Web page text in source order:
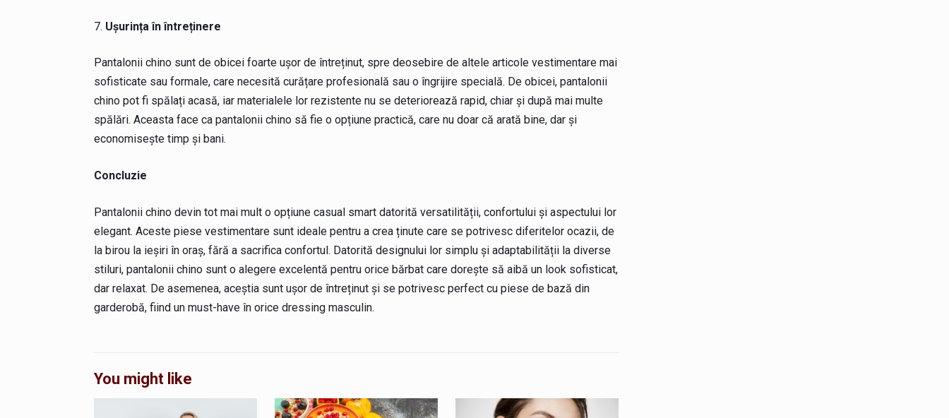
Ușurința în întreținere
Pantalonii chino sunt de obicei foarte ușor de întreținut, spre deosebire de altele articole vestimentare mai
sofisticate sau formale, care necesită curățare profesională sau o îngrijire specială. De obicei, pantalonii
chino pot fi spălați acasă, iar materialele lor rezistente nu se deteriorează rapid, chiar și după mai multe
spălări. Aceasta face ca pantalonii chino să fie o opțiune practică, care nu doar că arată bine, dar și
economisește timp și bani.
Concluzie
Pantalonii chino devin tot mai mult o opțiune casual smart datorită versatilității, confortului și aspectului lor
elegant. Aceste piese vestimentare sunt ideale pentru a crea ținute care se potrivesc diferitelor ocazii, de
la birou la ieșiri în oraș, fără a sacrifica confortul. Datorită designului lor simplu și adaptabilității la diverse
stiluri, pantalonii chino sunt o alegere excelentă pentru orice bărbat care dorește să aibă un look sofisticat,
dar relaxat. De asemenea, aceștia sunt ușor de întreținut și se potrivesc perfect cu piese de bază din
garderobă, fiind un must-have în orice dressing masculin.
You might like